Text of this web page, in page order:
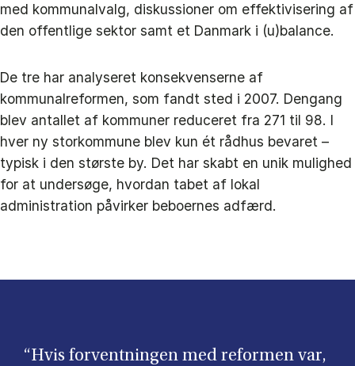
med kommunalvalg, diskussioner om effektivisering af
den offentlige sektor samt et Danmark i (u)balance.
De tre har analyseret konsekvenserne af
kommunalreformen, som fandt sted i 2007. Dengang
blev antallet af kommuner reduceret fra 271 til 98. I
hver ny storkommune blev kun ét rådhus bevaret –
typisk i den største by. Det har skabt en unik mulighed
for at undersøge, hvordan tabet af lokal
administration påvirker beboernes adfærd.
“Hvis forventningen med reformen var,